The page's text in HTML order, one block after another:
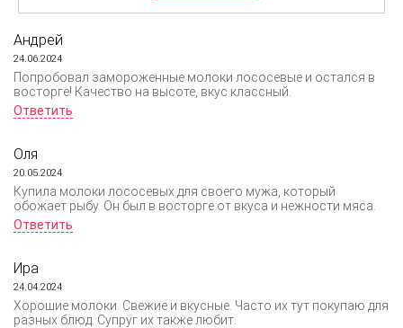
Андрей
24.06.2024
Попробовал замороженные молоки лососевые и остался в
восторге! Качество на высоте, вкус классный.
Ответить
Оля
20.05.2024
Купила молоки лососевых для своего мужа, который
обожает рыбу. Он был в восторге от вкуса и нежности мяса.
Ответить
Ира
24.04.2024
Хорошие молоки. Свежие и вкусные. Часто их тут покупаю для
разных блюд. Супруг их также любит.